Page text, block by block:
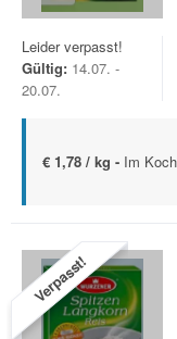
Leider verpasst!
Gültig: 14.07. -
20.07.
€ 1,78 / kg - Im
Verpasst!